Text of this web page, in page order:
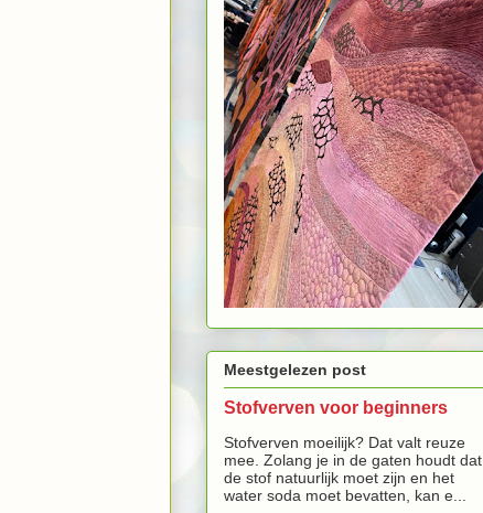
Meestgelezen post
Stofverven voor beginners
Stofverven moeilijk? Dat valt reuze
mee. Zolang je in de gaten houdt dat
de stof natuurlijk moet zijn en het
water soda moet bevatten, kan e...